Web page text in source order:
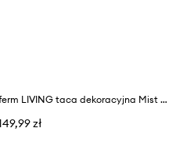
ferm LIVING taca dekoracyjna Mist 20 cm
zł